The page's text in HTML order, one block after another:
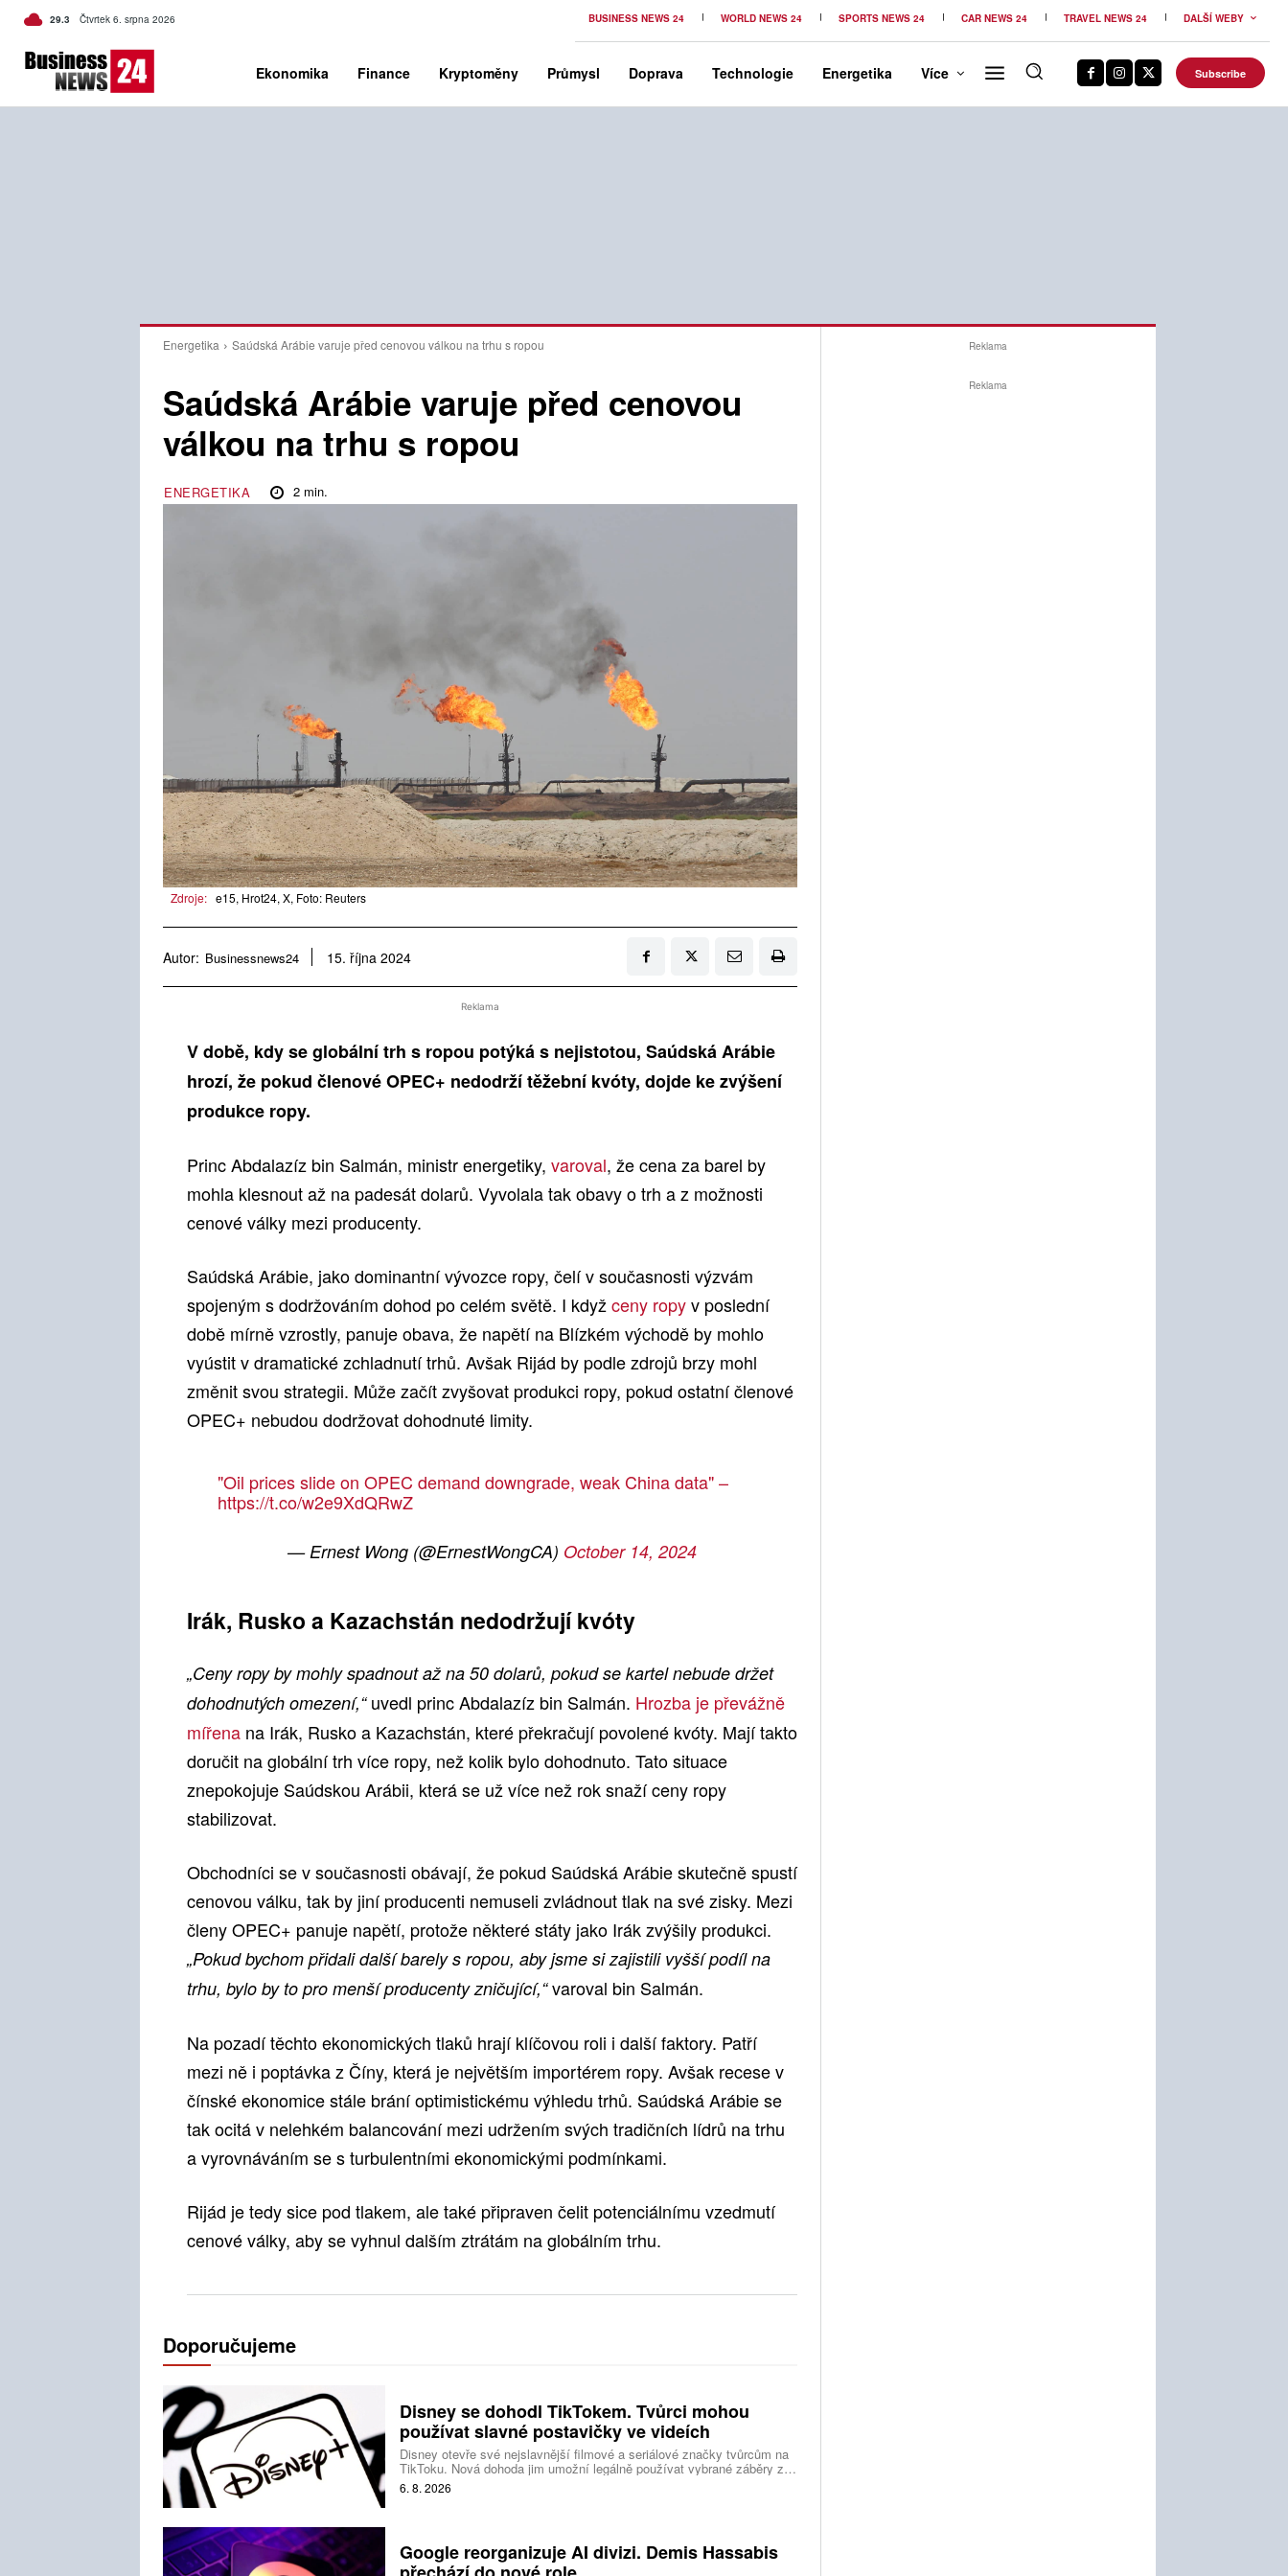
29.3 C Czech
Čtvrtek 6. srpna 2026 BUSINESS NEWS 24 WORLD NEWS 24 SPORTS NEWS 24 CAR NEWS 24 TRAVEL NEWS 24 DALŠÍ WEBY
Ekonomika Finance Kryptoměny Průmysl Doprava Technologie Energetika Více Subscribe
Energetika Saúdská Arábie varuje před cenovou válkou na trhu s ropou
Saúdská Arábie varuje před cenovou
válkou na trhu s ropou
ENERGETIKA 2 min.
Zdroje: e15, Hrot24, X, Foto: Reuters
Autor: Businessnews24 15. října 2024
Reklama
V době, kdy se globální trh s ropou potýká s nejistotou, Saúdská Arábie
hrozí, že pokud členové OPEC+ nedodrží těžební kvóty, dojde ke zvýšení
produkce ropy.
Princ Abdalazíz bin Salmán, ministr energetiky, varoval, že cena za barel by
mohla klesnout až na padesát dolarů. Vyvolala tak obavy o trh a z možnosti
cenové války mezi producenty.
Saúdská Arábie, jako dominantní vývozce ropy, čelí v současnosti výzvám
spojeným s dodržováním dohod po celém světě. I když ceny ropyv poslední
době mírně vzrostly, panuje obava, že napětí na Blízkém východě by mohlo
vyústit v dramatické zchladnutí trhů. Avšak Rijád by podle zdrojů brzy mohl
změnit svou strategii. Může začít zvyšovat produkci ropy, pokud ostatní členové
OPEC+ nebudou dodržovat dohodnuté limity.
"Oil prices slide on OPEC demand downgrade, weak China data" –
https://t.co/w2e9XdQRwZ
— Ernest Wong (@ErnestWongCA) October 14, 2024
Irák, Rusko a Kazachstán nedodržují kvóty
„Ceny ropy by mohly spadnout až na 50 dolarů, pokud se kartel nebude držet
dohodnutých omezení,“uvedl princ Abdalazíz bin Salmán. Hrozba je převážně
mířena na Irák, Rusko a Kazachstán, které překračují povolené kvóty. Mají takto
doručit na globální trh více ropy, než kolik bylo dohodnuto. Tato situace
znepokojuje Saúdskou Arábii, která se už více než rok snaží ceny ropy
stabilizovat.
Obchodníci se v současnosti obávají, že pokud Saúdská Arábie skutečně spustí
cenovou válku, tak by jiní producenti nemuseli zvládnout tlak na své zisky. Mezi
členy OPEC+ panuje napětí, protože některé státy jako Irák zvýšily produkci.
„Pokud bychom přidali další barely s ropou, aby jsme si zajistili vyšší podíl na
trhu, bylo by to pro menší producenty zničující,“varoval bin Salmán.
Na pozadí těchto ekonomických tlaků hrají klíčovou roli i další faktory. Patří
mezi ně i poptávka z Číny, která je největším importérem ropy. Avšak recese v
čínské ekonomice stále brání optimistickému výhledu trhů. Saúdská Arábie se
tak ocitá v nelehkém balancování mezi udržením svých tradičních lídrů na trhu
a vyrovnáváním se s turbulentními ekonomickými podmínkami.
Rijád je tedy sice pod tlakem, ale také připraven čelit potenciálnímu vzedmutí
cenové války, aby se vyhnul dalším ztrátám na globálním trhu.
Doporučujeme
Disney se dohodl TikTokem. Tvůrci mohou
používat slavné postavičky ve videích
Disney otevře své nejslavnější filmové a seriálové značky tvůrcům na
TikToku. Nová dohoda jim umožní legálně používat vybrané záběry z
produkce studia a sdílet vlastní videa také na platformě Disney Verts.
6. 8. 2026
Google reorganizuje AI divizi. Demis Hassabis
Reklama
Reklama